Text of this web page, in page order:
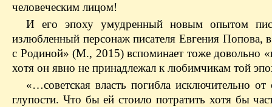
человеческим лицом!
И его эпоху умудренный новым опытом
излюбленный персонаж писателя Евгения Попова,
с Родиной» (М., 2015) вспоминает тоже довольно
хотя он явно не принадлежал к любимчикам той
«…советская власть погибла исключительно от
глупости. Что бы ей стоило потратить хотя бы